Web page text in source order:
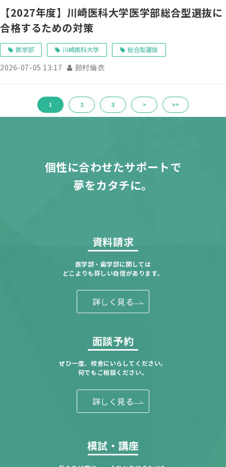
【2027年度】川崎医科大学医学部総合型選抜に
合格するための対策
医学部 川崎医科大学 総合型選抜
2026-07-05 13:17 鈴村倫衣
1 2 3 > >>
個性に合わせたサポートで
夢をカタチに。
資料請求
医学部・歯学部に関しては
どこよりも詳しい自信があります。
詳しく見る
面談予約
ぜひ一度、校舎にいらしてください。
何でもご相談ください。
詳しく見る
模試・講座